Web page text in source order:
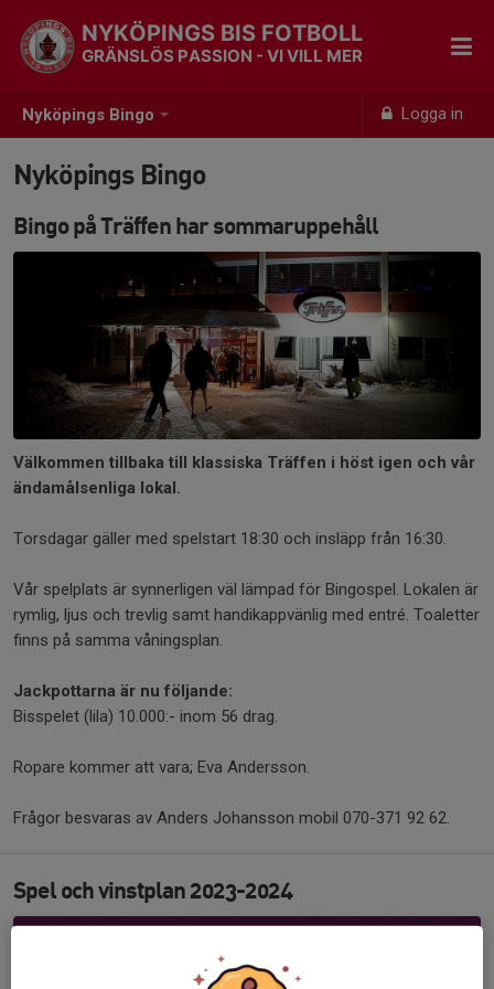
Nyköpings Bingo Logga in
NYKÖPINGS BIS FOTBOLL
GRÄNSLÖS PASSION - VI VILL MER
Nyköpings Bingo
Bingo på Träffen har sommaruppehåll
Välkommen tillbaka till klassiska Träffen i höst igen och vår
ändamålsenliga lokal.
Torsdagar gäller med spelstart 18:30 och insläpp från 16:30.
Vår spelplats är synnerligen väl lämpad för Bingospel. Lokalen är
rymlig, ljus och trevlig samt handikappvänlig med entré. Toaletter
finns på samma våningsplan.
Jackpottarna är nu följande:
Bisspelet (lila) 10.000:- inom 56 drag.
Ropare kommer att vara; Eva Andersson.
Frågor besvaras av Anders Johansson mobil 070-371 92 62.
Spel och vinstplan 2023-2024